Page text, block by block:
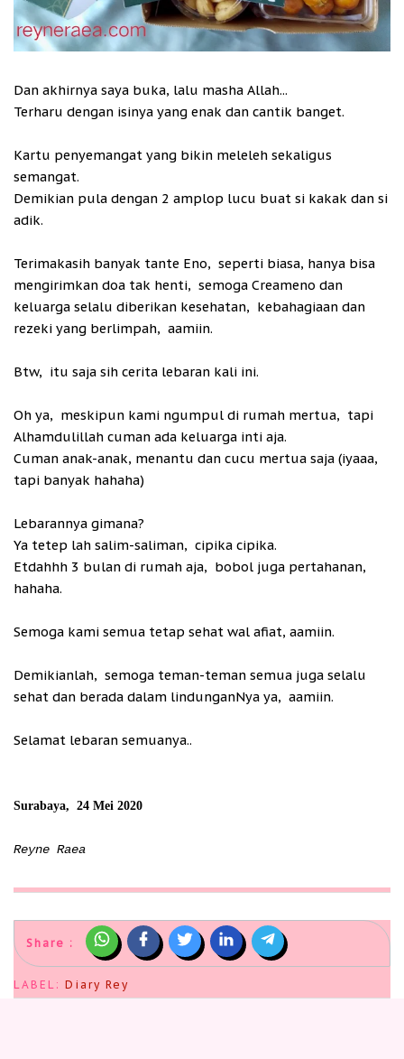
Dan akhirnya saya buka, lalu masha Allah...
Terharu dengan isinya yang enak dan cantik banget.
Kartu penyemangat yang bikin meleleh sekaligus
semangat.
Demikian pula dengan 2 amplop lucu buat si kakak dan si
adik.
Terimakasih banyak tante Eno, seperti biasa, hanya bisa
mengirimkan doa tak henti, semoga Creameno dan
keluarga selalu diberikan kesehatan, kebahagiaan dan
rezeki yang berlimpah, aamiin.
Btw, itu saja sih cerita lebaran kali ini.
Oh ya, meskipun kami ngumpul di rumah mertua, tapi
Alhamdulillah cuman ada keluarga inti aja.
Cuman anak-anak, menantu dan cucu mertua saja (iyaaa,
tapi banyak hahaha)
Lebarannya gimana?
Ya tetep lah salim-saliman, cipika cipika.
Etdahhh 3 bulan di rumah aja, bobol juga pertahanan,
hahaha.
Semoga kami semua tetap sehat wal afiat, aamiin.
Demikianlah, semoga teman-teman semua juga selalu
sehat dan berada dalam lindunganNya ya, aamiin.
Selamat lebaran semuanya..
Surabaya, 24 Mei 2020
Reyne Raea
Share :
LABEL: Diary Rey